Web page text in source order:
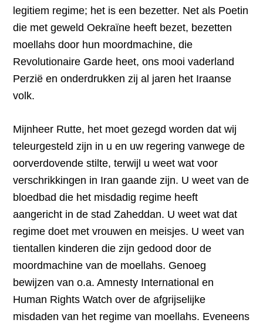
legitiem regime; het is een bezetter. Net als Poetin
die met geweld Oekraïne heeft bezet, bezetten
moellahs door hun moordmachine, die
Revolutionaire Garde heet, ons mooi vaderland
Perzië en onderdrukken zij al jaren het Iraanse
volk.
Mijnheer Rutte, het moet gezegd worden dat wij
teleurgesteld zijn in u en uw regering vanwege de
oorverdovende stilte, terwijl u weet wat voor
verschrikkingen in Iran gaande zijn. U weet van de
bloedbad die het misdadig regime heeft
aangericht in de stad Zaheddan. U weet wat dat
regime doet met vrouwen en meisjes. U weet van
tientallen kinderen die zijn gedood door de
moordmachine van de moellahs. Genoeg
bewijzen van o.a. Amnesty International en
Human Rights Watch over de afgrijselijke
misdaden van het regime van moellahs. Eveneens